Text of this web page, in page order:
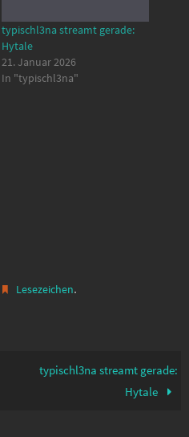
typischl3na streamt gerade:
Hytale
21. Januar 2026
In "typischl3na"
Lesezeichen.
typischl3na streamt gerade:
Hytale